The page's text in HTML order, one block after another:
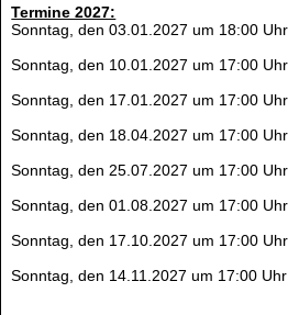
Termine 2027:
Sonntag, den 03.01.2027 um 18:00
Sonntag, den 10.01.2027 um 17:00
Sonntag, den 17.01.2027 um 17:00
Sonntag, den 18.04.2027 um 17:00
Sonntag, den 25.07.2027 um 17:00
Sonntag, den 01.08.2027 um 17:00
Sonntag, den 17.10.2027 um 17:00
Sonntag, den 14.11.2027 um 17:00